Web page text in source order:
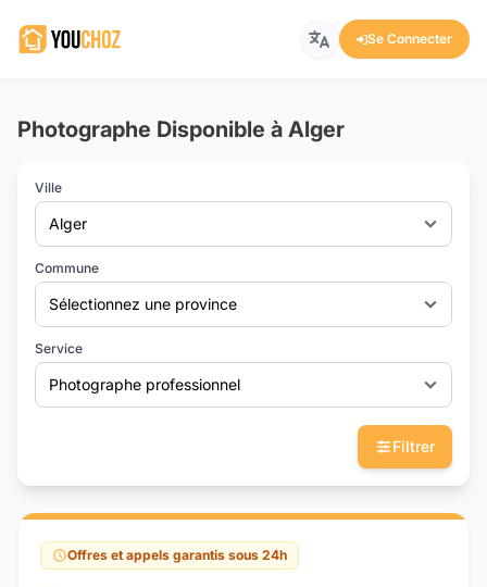
Se Connecter
Photographe Disponible à Alger
Ville
Alger
Commune
Sélectionnez une province
Service
Photographe professionnel
Filtrer
Offres et appels garantis sous 24h